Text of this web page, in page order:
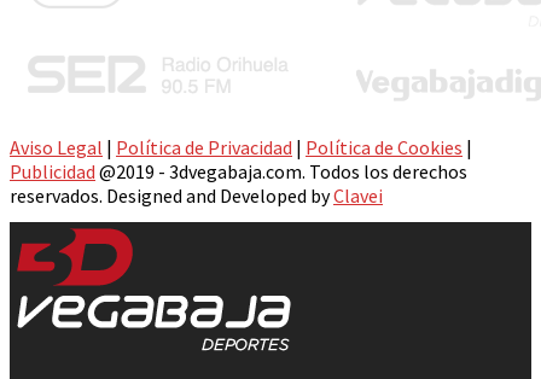
Aviso Legal | Política de Privacidad | Política de Cookies |
Publicidad @2019 - 3dvegabaja.com. Todos los derechos
reservados. Designed and Developed byClavei